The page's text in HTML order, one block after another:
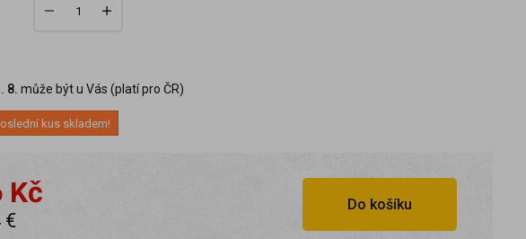
8. může být u Vás (platí pro ČR)
kus skladem!
Kč
€
Do košíku